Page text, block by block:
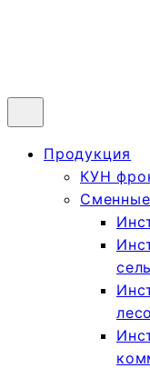
Продукция
КУН